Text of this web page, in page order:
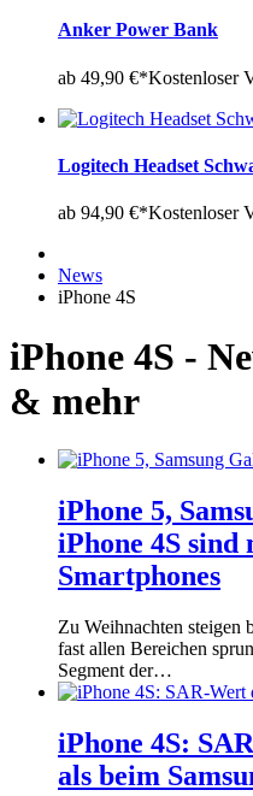
Anker Power Bank
ab 49,90 €*Kostenloser
Logitech Headset
ab 94,90 €*Kostenloser
News
iPhone 4S
iPhone 4S -
& mehr
iPhone 5,
iPhone 4S sind
Smartphones
Zu Weihnachten steigen
fast allen Bereichen
Segment der…
iPhone 4S:
als beim